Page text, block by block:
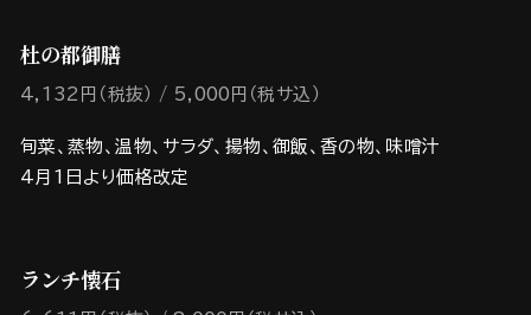
杜の都御膳
4,132円（税抜） 5,000円（税サ込）
旬菜、蒸物、温物、サラダ、揚物、御飯、香の物、味噌汁
4月1日より価格改定
ランチ懐石